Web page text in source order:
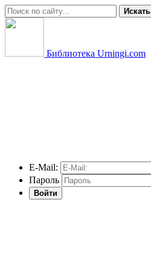
Искать
Библиотека Urningi.com
E-Mail:
Пароль
Войти